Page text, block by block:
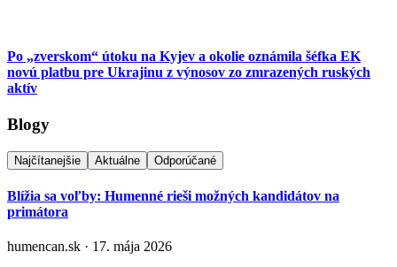
Po „zverskom“ útoku na Kyjev a okolie oznámila šéfka EK
novú platbu pre Ukrajinu z výnosov zo zmrazených ruských
aktív
Blogy
Najčítanejšie Aktuálne Odporúčané
Blížia sa voľby: Humenné rieši možných kandidátov na
primátora
humencan.sk · 17. mája 2026